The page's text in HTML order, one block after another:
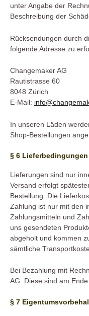
unter Angabe der
Beschreibung der
Rücksendungen durch
folgende Adresse zu
Changemaker AG
Rautistrasse 60
8048 Zürich
E-Mail:
In unseren Läden
Shop-Bestellungen
§ 6
Lieferungen sind nur
Versand erfolgt
Bestellung. Die
Zahlung ist nur mit den
Zahlungsmitteln und
uns gesendeten
abgeholt und kommen
sämtliche
Bei Bezahlung mit
AG. Diese sind am
§ 7